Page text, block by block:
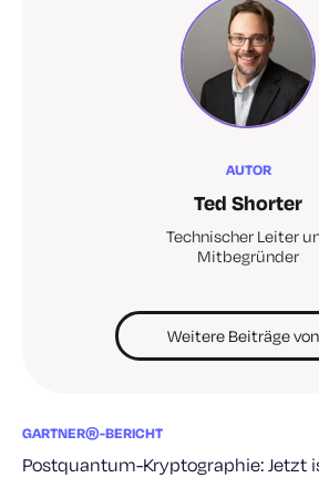
AUTOR
Ted Shorter
Technischer Leiter
Mitbegründer
Weitere Beiträge
GARTNER®-BERICHT
Postquantum-Kryptographie: Jetzt